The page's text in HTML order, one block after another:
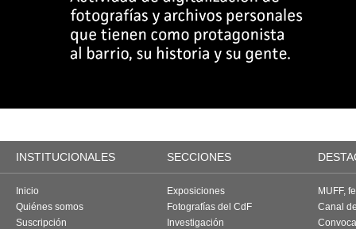
INSTITUCIONALES SECCIONES
Inicio
Quiénes somos
Suscripción
Exposiciones
Fotografías del CdF
Investigación
MUFF,
Canal